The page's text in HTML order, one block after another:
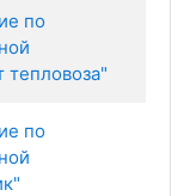
по
тепловоза"
по